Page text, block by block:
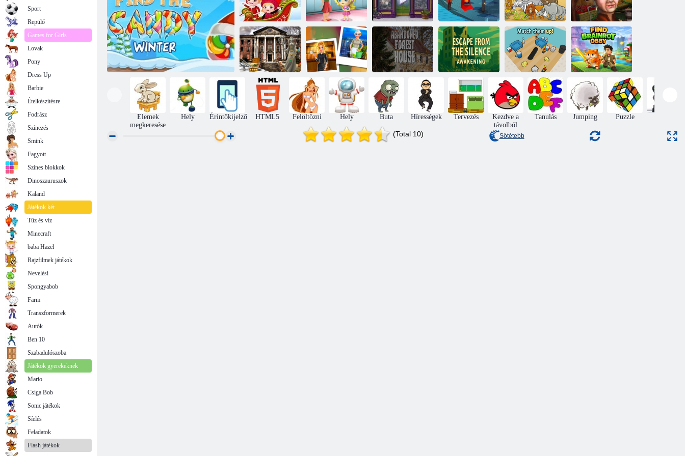
Baba Hazel
Karácsonyi
meglepetés
Lazaság játék
iskola
Kis kincsek
üzlete
Bayou -sziget
Keressen 10
különbséget
Különleges nap
Elhagyott
egyetemi
HTML5 Escape
Nina nyomozó
Elhagyott erdei
Menekülés az
ébredő csendből
Párosítsd őket!
Keresse meg
Brainrot Obbyt
Elemek
megkeresése
Hely Érintőkijelző HTML5 Felöltözni Hely Buta Hírességek Tervezés
Kezdve a
távolból
Tanulás Jumping Puzzle
(Total 10) Sötétebb
Sport
Repülő
Games for Girls
Lovak
Pony
Dress Up
Barbie
Ételkészítésre
Fodrász
Színezés
Smink
Fagyott
Színes blokkok
Dinoszauruszok
Kaland
Játékok két
Tűz és víz
Minecraft
baba Hazel
Rajzfilmek játékok
Nevelési
Spongyabob
Farm
Transzformerek
Autók
Ben 10
Szabadulószoba
Játékok gyerekeknek
Mario
Csiga Bob
Sonic játékok
Síelés
Feladatok
Flash játékok